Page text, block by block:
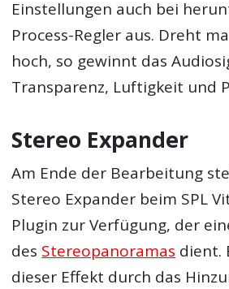
Einstellungen auch bei
Process-Regler aus. Dreht
hoch, so gewinnt das
Transparenz, Luftigkeit und
Stereo Expander
Am Ende der Bearbeitung
Stereo Expander beim SPL
Plugin zur Verfügung, der
des Stereopanoramas dient.
dieser Effekt durch das